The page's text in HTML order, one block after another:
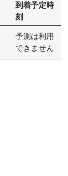
到着予定時
刻
予測は利用
できません